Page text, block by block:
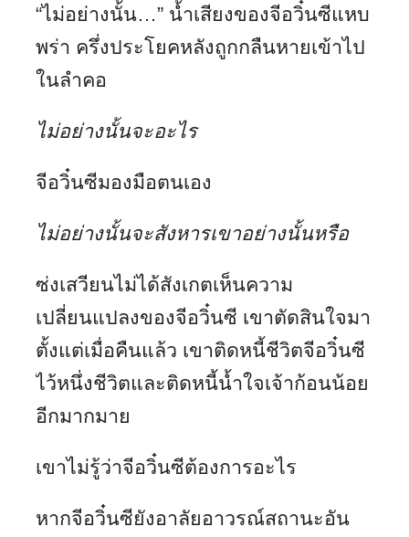
“ไม่อย่างนั้น…” น้ำเสียงของจีอวิ๋นซีแหบ
พร่า ครึ่งประโยคหลังถูกกลืนหายเข้าไป
ในลำคอ
ไม่อย่างนั้นจะอะไร
จีอวิ๋นซีมองมือตนเอง
ไม่อย่างนั้นจะสังหารเขาอย่างนั้นหรือ
ซ่งเสวียนไม่ได้สังเกตเห็นความ
เปลี่ยนแปลงของจีอวิ๋นซี เขาตัดสินใจมา
ตั้งแต่เมื่อคืนแล้ว เขาติดหนี้ชีวิตจีอวิ๋นซี
ไว้หนึ่งชีวิตและติดหนี้น้ำใจเจ้าก้อนน้อย
อีกมากมาย
เขาไม่รู้ว่าจีอวิ๋นซีต้องการอะไร
หากจีอวิ๋นซียังอาลัยอาวรณ์สถานะอัน